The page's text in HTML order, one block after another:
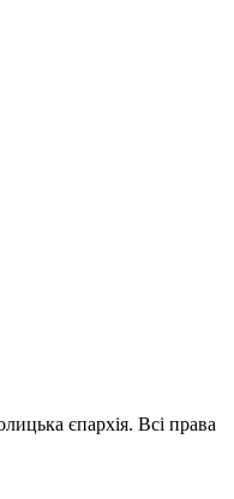
єпархія. Всі права